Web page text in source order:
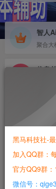
智人
聚合大
信息
卓越获客
采集，新
集，抖音
主页留痕
黑马科技社-
加入QQ群：
官方QQ9群
微信号：